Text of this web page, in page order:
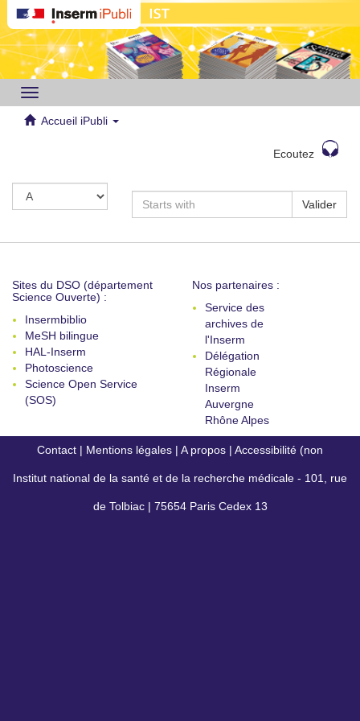
Toggle
navigation
Accueil iPubli
Ecoutez
Valider
Sites du DSO (département
Science Ouverte) :
Insermbiblio
MeSH bilingue
HAL-Inserm
Photoscience
Science Open Service
(SOS)
Nos partenaires :
Service des
archives de
l'Inserm
Délégation
Régionale
Inserm
Auvergne
Rhône Alpes
Contact | Mentions légales | A propos | Accessibilité (non
conforme)
Institut national de la santé et de la recherche médicale - 101, rue
de Tolbiac | 75654 Paris Cedex 13